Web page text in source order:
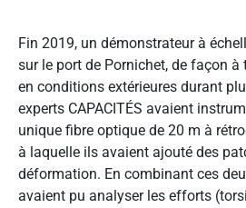
Fin 2019, un démonstrateur à
sur le port de Pornichet, de façon
en conditions extérieures durant
experts CAPACITÉS avaient
unique fibre optique de 20 m à
à laquelle ils avaient ajouté des
déformation. En combinant ces
avaient pu analyser les efforts